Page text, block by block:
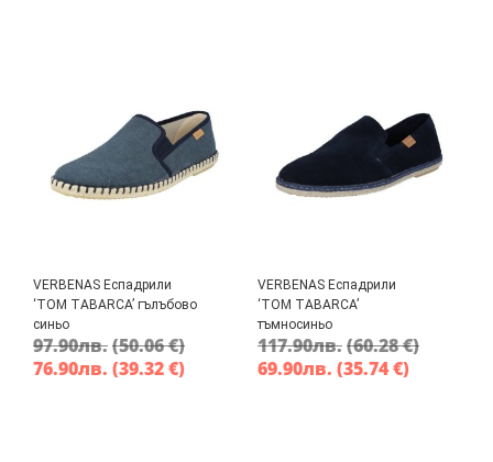
VERBENAS Еспадрили
‘TOM TABARCA’ гълъбово
синьо
97.90лв.(50.06 €)
76.90лв. (39.32 €)
VERBENAS Еспадрили
‘TOM TABARCA’
тъмносиньо
117.90лв.(60.28 €)
69.90лв. (35.74 €)